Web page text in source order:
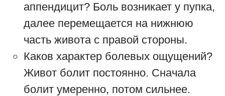
аппендицит? Боль возникает у пупка,
далее перемещается на нижнюю
часть живота с правой стороны.
Каков характер болевых ощущений?
Живот болит постоянно. Сначала
болит умеренно, потом сильнее.